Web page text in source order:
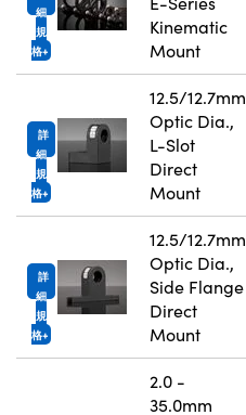
細
規
格
Kinematic
Mount
詳
細
規
格
12.5/12.7mm
Optic Dia.,
L-Slot
Direct
Mount
詳
細
規
格
12.5/12.7mm
Optic Dia.,
Side Flange
Direct
Mount
2.0 -
35.0mm